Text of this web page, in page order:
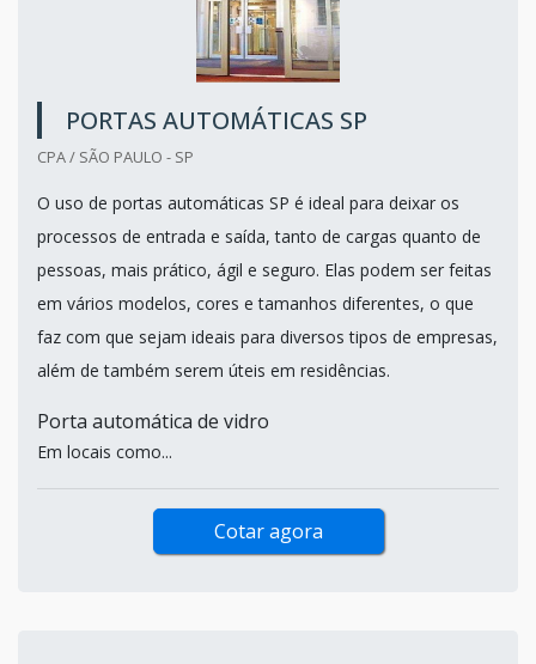
PORTAS AUTOMÁTICAS SP
CPA / SÃO PAULO - SP
O uso de portas automáticas SP é ideal para deixar os
processos de entrada e saída, tanto de cargas quanto de
pessoas, mais prático, ágil e seguro. Elas podem ser feitas
em vários modelos, cores e tamanhos diferentes, o que
faz com que sejam ideais para diversos tipos de empresas,
além de também serem úteis em residências.
Porta automática de vidro
Em locais como...
Cotar agora